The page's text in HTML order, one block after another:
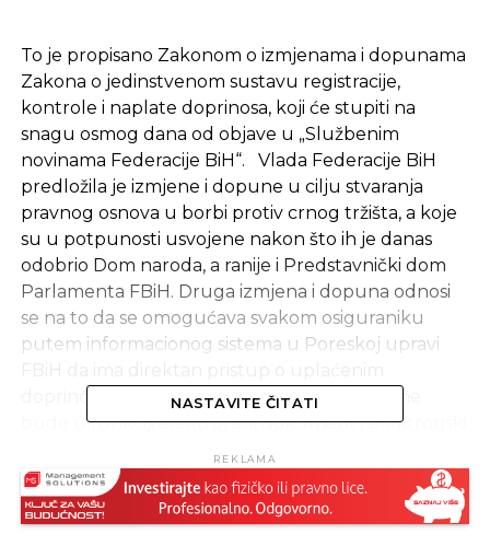
To je propisano Zakonom o izmjenama i dopunama
Zakona o jedinstvenom sustavu registracije,
kontrole i naplate doprinosa, koji će stupiti na
snagu osmog dana od objave u „Službenim
novinama Federacije BiH“. Vlada Federacije BiH
predložila je izmjene i dopune u cilju stvaranja
pravnog osnova u borbi protiv crnog tržišta, a koje
su u potpunosti usvojene nakon što ih je danas
odobrio Dom naroda, a ranije i Predstavnički dom
Parlamenta FBiH. Druga izmjena i dopuna odnosi
se na to da se omogućava svakom osiguraniku
putem informacionog sistema u Poreskoj upravi
doprinosima od poslodavca. „Dok u cijelosti ne
bude u funkciji elektronski dokument i elektronski
upućen Poreznoj upravi moći dobiti uvjerenje o
uplaćenim doprinosima koje služi kao javna
isprava“, potvrdila je ranije pomoćnica ministarke
NASTAVITE ČITATI
REKLAMA